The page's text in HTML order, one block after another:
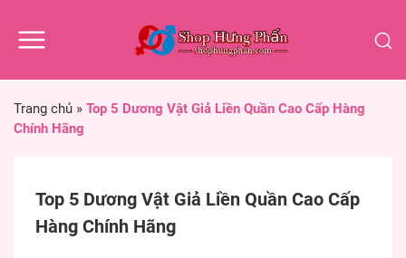
Trang chủ » Top 5 Dương Vật Giả Liền Quần Cao Cấp Hàng
Chính Hãng
Top 5 Dương Vật Giả Liền Quần Cao Cấp
Hàng Chính Hãng